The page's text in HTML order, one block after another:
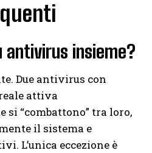
antivirus insieme?
Due antivirus con
attiva
si “combattono” tra loro,
il sistema e
L’unica eccezione è